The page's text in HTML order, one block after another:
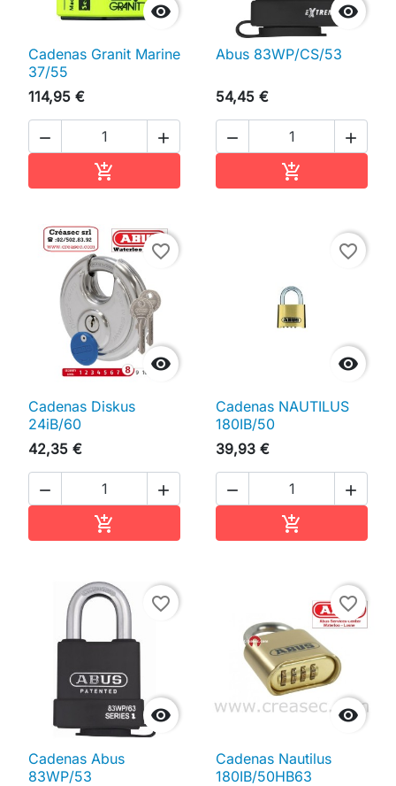

Cadenas Granit Marine
37/55
114,95 €
 


Abus 83WP/CS/53
54,45 €
 


favorite_border
Cadenas Diskus
24iB/60
42,35 €
 


favorite_border
Cadenas NAUTILUS
180IB/50
39,93 €
 


favorite_border
Cadenas Abus
83WP/53

favorite_border
Cadenas Nautilus
180IB/50HB63